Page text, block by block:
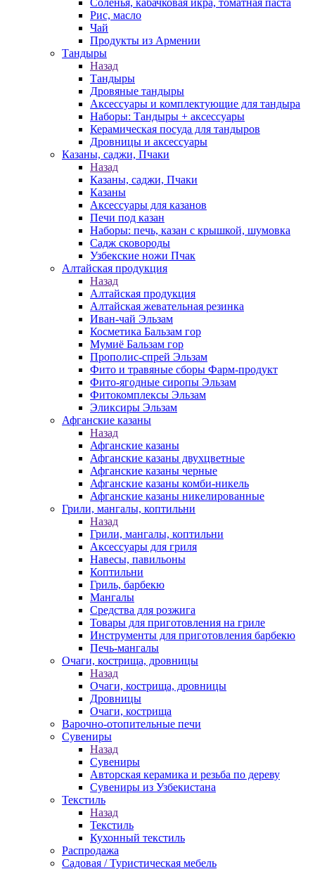
Соленья, кабачковая икра, томатная паста
Рис, масло
Чай
Продукты из Армении
Тандыры
Назад
Тандыры
Дровяные тандыры
Аксессуары и комплектующие для тандыра
Наборы: Тандыры + аксессуары
Керамическая посуда для тандыров
Дровницы и аксессуары
Казаны, саджи, Пчаки
Назад
Казаны, саджи, Пчаки
Казаны
Аксессуары для казанов
Печи под казан
Наборы: печь, казан с крышкой, шумовка
Садж сковороды
Узбекские ножи Пчак
Алтайская продукция
Назад
Алтайская продукция
Алтайская жевательная резинка
Иван-чай Эльзам
Косметика Бальзам гор
Мумиё Бальзам гор
Прополис-спрей Эльзам
Фито и травяные сборы Фарм-продукт
Фито-ягодные сиропы Эльзам
Фитокомплексы Эльзам
Эликсиры Эльзам
Афганские казаны
Назад
Афганские казаны
Афганские казаны двухцветные
Афганские казаны черные
Афганские казаны комби-никель
Афганские казаны никелированные
Грили, мангалы, коптильни
Назад
Грили, мангалы, коптильни
Аксессуары для гриля
Навесы, павильоны
Коптильни
Гриль, барбекю
Мангалы
Средства для розжига
Товары для приготовления на гриле
Инструменты для приготовления барбекю
Печь-мангалы
Очаги, кострища, дровницы
Назад
Очаги, кострища, дровницы
Дровницы
Очаги, кострища
Варочно-отопительные печи
Сувениры
Назад
Сувениры
Авторская керамика и резьба по дереву
Сувениры из Узбекистана
Текстиль
Назад
Текстиль
Кухонный текстиль
Распродажа
Садовая / Туристическая мебель